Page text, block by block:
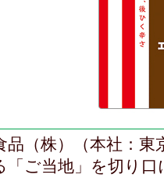
品（株）（本社：東
「ご当地」を切り